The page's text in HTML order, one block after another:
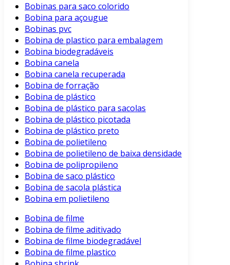
Bobinas para saco colorido
Bobina para açougue
Bobinas pvc
Bobina de plastico para embalagem
Bobina biodegradáveis
Bobina canela
Bobina canela recuperada
Bobina de forração
Bobina de plástico
Bobina de plástico para sacolas
Bobina de plástico picotada
Bobina de plástico preto
Bobina de polietileno
Bobina de polietileno de baixa densidade
Bobina de polipropileno
Bobina de saco plástico
Bobina de sacola plástica
Bobina em polietileno
Bobina de filme
Bobina de filme aditivado
Bobina de filme biodegradável
Bobina de filme plastico